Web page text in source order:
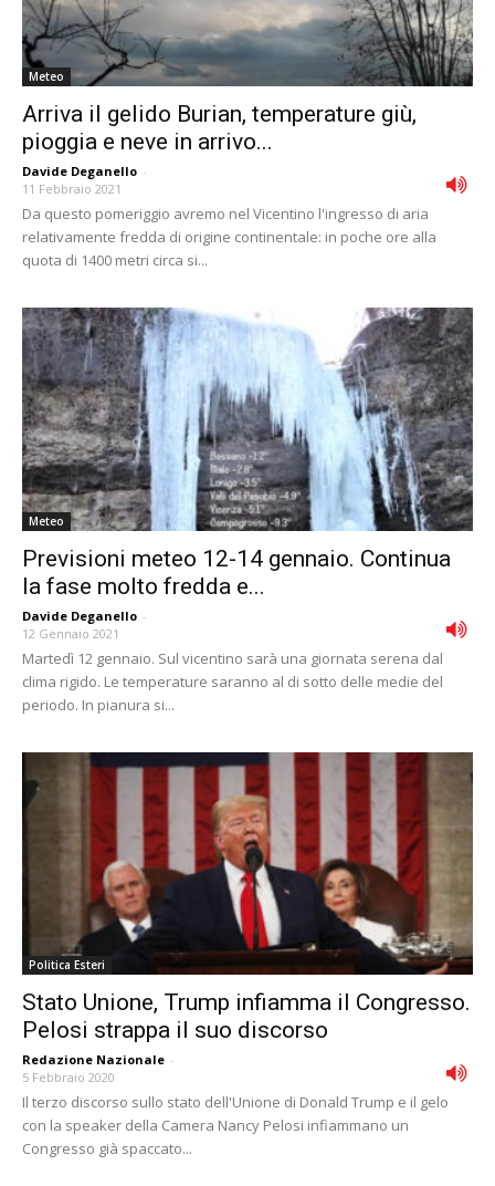
Meteo
Arriva il gelido Burian, temperature giù,
pioggia e neve in arrivo...
Davide Deganello -
11 Febbraio 2021
Da questo pomeriggio avremo nel Vicentino l'ingresso di aria
relativamente fredda di origine continentale: in poche ore alla
quota di 1400 metri circa si...
Meteo
Previsioni meteo 12-14 gennaio. Continua
la fase molto fredda e...
Davide Deganello -
12 Gennaio 2021
Martedì 12 gennaio. Sul vicentino sarà una giornata serena dal
clima rigido. Le temperature saranno al di sotto delle medie del
periodo. In pianura si...
Politica Esteri
Stato Unione, Trump infiamma il Congresso.
Pelosi strappa il suo discorso
Redazione Nazionale -
5 Febbraio 2020
Il terzo discorso sullo stato dell'Unione di Donald Trump e il gelo
con la speaker della Camera Nancy Pelosi infiammano un
Congresso già spaccato...